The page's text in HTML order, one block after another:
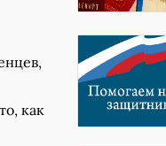
как